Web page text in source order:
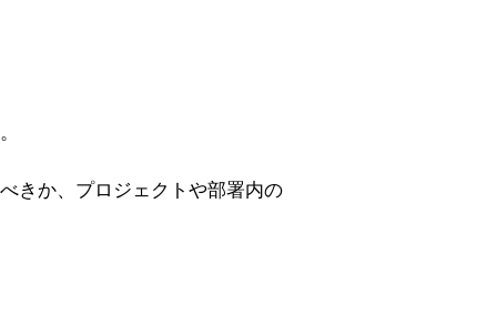
きか、プロジェクトや部署内の